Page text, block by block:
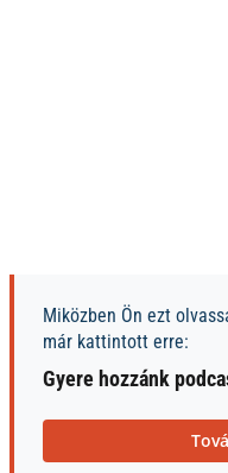
Miközben Ön ezt
már kattintott erre:
Gyere hozzánk